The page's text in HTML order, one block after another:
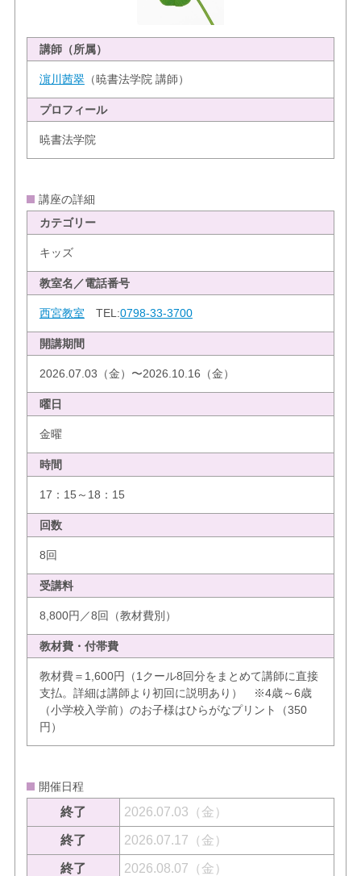
講師（所属）
濵川茜翠（暁書法学院 講師）
プロフィール
暁書法学院
講座の詳細
カテゴリー
キッズ
教室名／電話番号
西宮教室 TEL:0798-33-3700
開講期間
2026.07.03（金）〜2026.10.16（金）
曜日
金曜
時間
17：15～18：15
回数
8回
受講料
8,800円／8回（教材費別）
教材費・付帯費
教材費＝1,600円（1クール8回分をまとめて講師に直接
支払。詳細は講師より初回に説明あり） ※4歳～6歳
（小学校入学前）のお子様はひらがなプリント（350
円）
開催日程
終了 2026.07.03（金）
終了 2026.07.17（金）
終了 2026.08.07（金）